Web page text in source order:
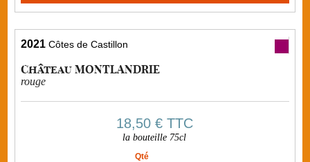
2021 Côtes de Castillon
Château MONTLANDRIE
rouge
18,50 €TTC
la bouteille 75cl
Qté